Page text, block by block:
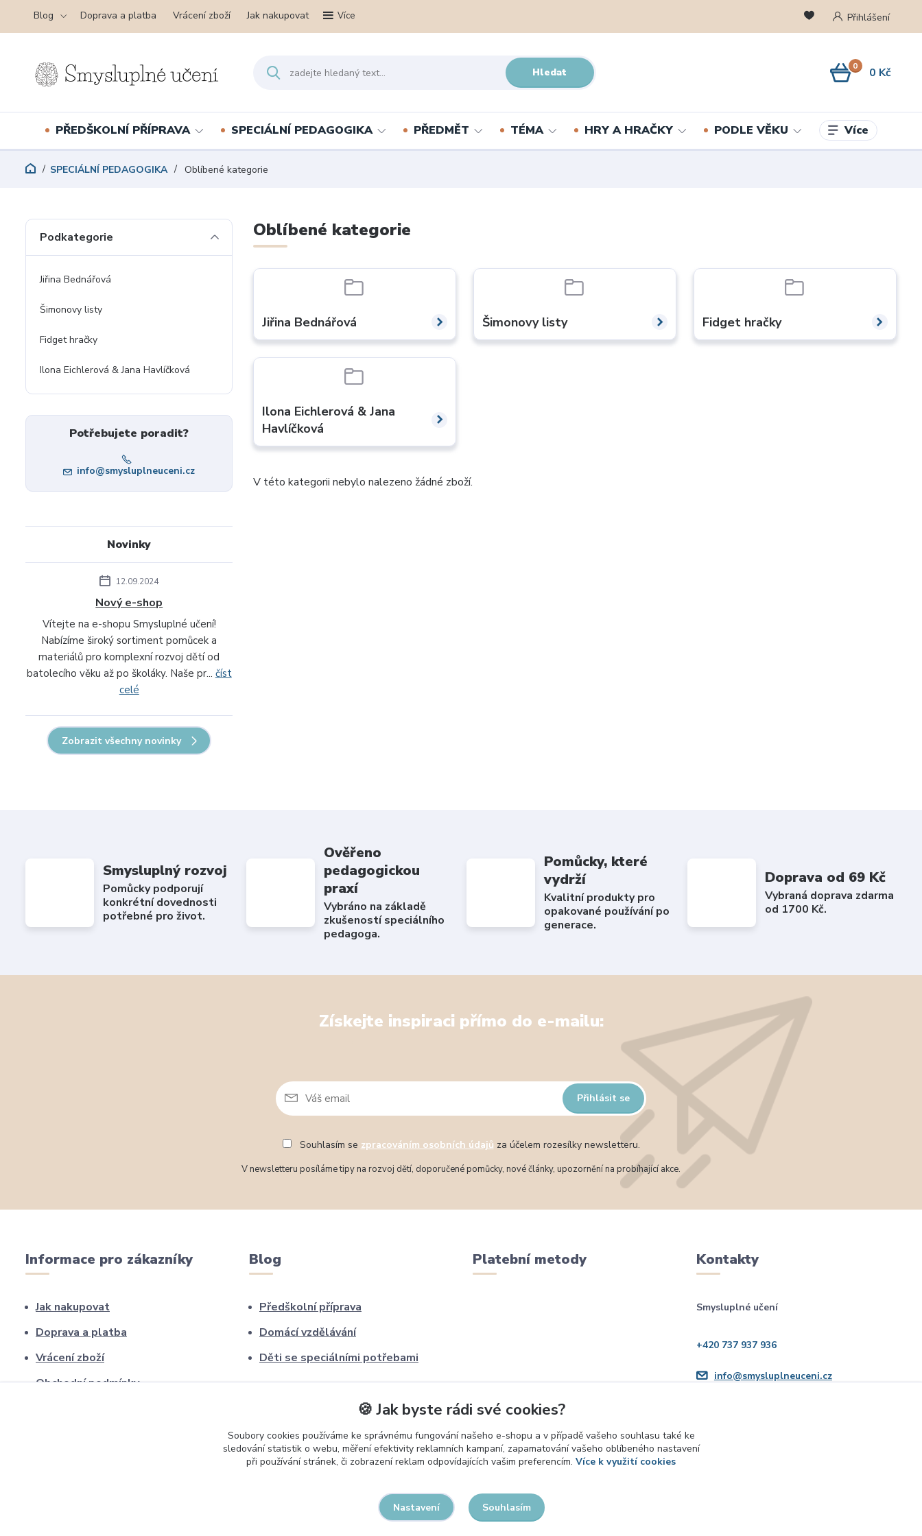
Blog Doprava a platba Vrácení zboží Jak nakupovat Více Přihlášení
Hledat 0 0 Kč
PŘEDŠKOLNÍ PŘÍPRAVA SPECIÁLNÍ PEDAGOGIKA PŘEDMĚT TÉMA HRY A HRAČKY PODLE VĚKU Více
SPECIÁLNÍ PEDAGOGIKA Oblíbené kategorie
Oblíbené kategorie
Jiřina Bednářová Šimonovy listy Fidget hračky
Ilona Eichlerová & Jana
Havlíčková
V této kategorii nebylo nalezeno žádné zboží.
Podkategorie
Jiřina Bednářová
Šimonovy listy
Fidget hračky
Ilona Eichlerová & Jana Havlíčková
Potřebujete poradit?
info@smysluplneuceni.cz
Novinky
12.09.2024
Nový e-shop
Vítejte na e-shopu Smysluplné učení!
Nabízíme široký sortiment pomůcek a
materiálů pro komplexní rozvoj dětí od
batolecího věku až po školáky. Naše pr... číst
celé
Zobrazit všechny novinky
Smysluplný rozvoj
Pomůcky podporují
konkrétní dovednosti
potřebné pro život.
Ověřeno
pedagogickou
praxí
Vybráno na základě
zkušeností speciálního
pedagoga.
Pomůcky, které
vydrží
Kvalitní produkty pro
opakované používání po
generace.
Doprava od 69 Kč
Vybraná doprava zdarma
od 1700 Kč.
Získejte inspiraci přímo do e-mailu:
Přihlásit se
Souhlasím se zpracováním osobních údajů za účelem rozesílky newsletteru.
V newsletteru posíláme tipy na rozvoj dětí, doporučené pomůcky, nové články, upozornění na probíhající akce.
Informace pro zákazníky
Jak nakupovat
Doprava a platba
Vrácení zboží
Obchodní podmínky
Blog
Předškolní příprava
Domácí vzdělávání
Děti se speciálními potřebami
Platební metody Kontakty
Smysluplné učení
+420 737 937 936
info@smysluplneuceni.cz
🍪 Jak byste rádi své cookies?
Soubory cookies používáme ke správnému fungování našeho e-shopu a v případě vašeho souhlasu také ke
sledování statistik o webu, měření efektivity reklamních kampaní, zapamatování vašeho oblíbeného nastavení
při používání stránek, či zobrazení reklam odpovídajících vašim preferencím. Více k využití cookies
Nastavení Souhlasím